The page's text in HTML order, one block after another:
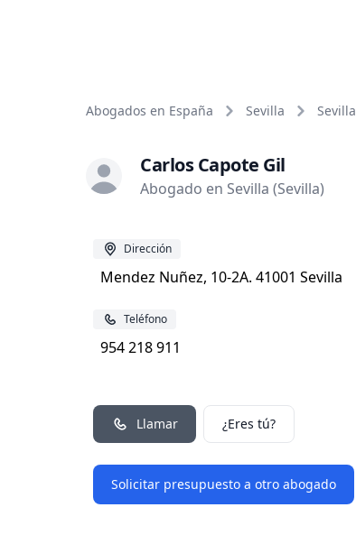
Abogados en España Sevilla Sevilla
Carlos Capote Gil
Abogado en Sevilla (Sevilla)
Dirección
Mendez Nuñez, 10-2A. 41001 Sevilla
Teléfono
954 218 911
Llamar ¿Eres tú?
Solicitar presupuesto a otro abogado